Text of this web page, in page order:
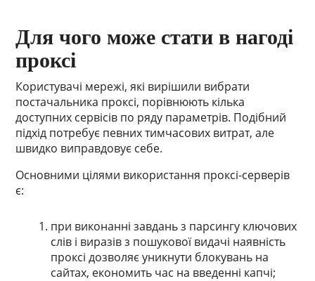
Для чого може стати в нагоді
проксі
Користувачі мережі, які вирішили вибрати
постачальника проксі, порівнюють кілька
доступних сервісів по ряду параметрів. Подібний
підхід потребує певних тимчасових витрат, але
швидко виправдовує себе.
Основними цілями використання проксі-серверів
є:
при виконанні завдань з парсингу ключових
слів і виразів з пошукової видачі наявність
проксі дозволяє уникнути блокувань на
сайтах, економить час на введенні капчі;